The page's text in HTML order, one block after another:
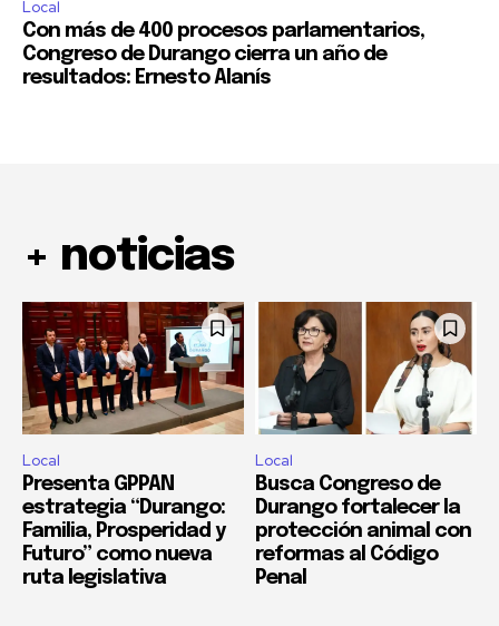
Local
Con más de 400 procesos parlamentarios,
Congreso de Durango cierra un año de
resultados: Ernesto Alanís
+ noticias
Local
Presenta GPPAN
estrategia “Durango:
Familia, Prosperidad y
Futuro” como nueva
ruta legislativa
Local
Busca Congreso de
Durango fortalecer la
protección animal con
reformas al Código
Penal